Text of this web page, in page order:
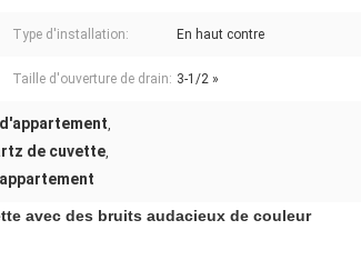
Type d'installation: En haut contre
Taille d'ouverture de drain: 3-1/2 »
,
de cuvette,
avec des bruits audacieux de couleur